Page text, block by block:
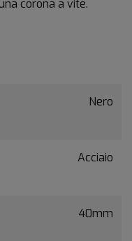
corona a vite.
Nero
Acciaio
40mm